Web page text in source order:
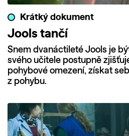
Krátký dokument
Jools tančí
Snem dvanáctileté Jools je
svého učitele postupně
pohybové omezení, získat
z pohybu.